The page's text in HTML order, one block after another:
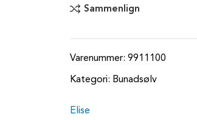
Sammenlign
Varenummer: 9911100
Kategori: Bunadsølv
Elise